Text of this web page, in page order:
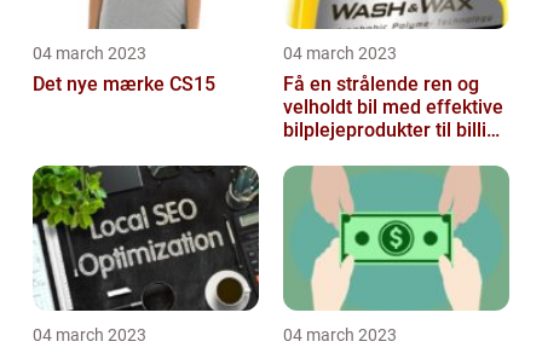
04 march 2023
Det nye mærke CS15
04 march 2023
Få en strålende ren og
velholdt bil med effektive
bilplejeprodukter til billige
04 march 2023 04 march 2023